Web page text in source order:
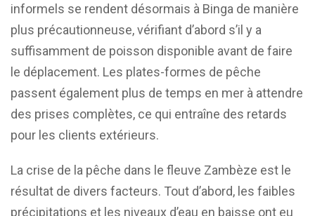
informels se rendent désormais à Binga de manière
plus précautionneuse, vérifiant d’abord s’il y a
suffisamment de poisson disponible avant de faire
le déplacement. Les plates-formes de pêche
passent également plus de temps en mer à attendre
des prises complètes, ce qui entraîne des retards
pour les clients extérieurs.
La crise de la pêche dans le fleuve Zambèze est le
résultat de divers facteurs. Tout d’abord, les faibles
précipitations et les niveaux d’eau en baisse ont eu